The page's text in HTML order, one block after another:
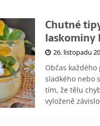
Chutné
laskominy
26. listopadu
Občas
sladkého nebo
tím, že tělu
vyloženě